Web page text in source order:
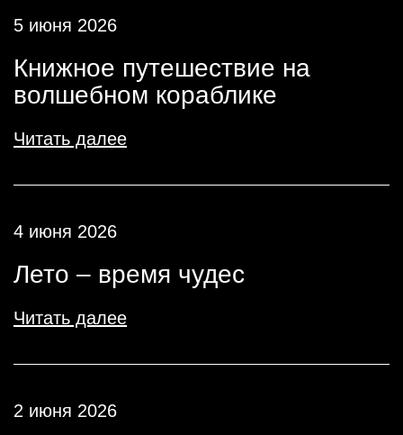
5 июня 2026
Книжное путешествие на
волшебном кораблике
Читать далее
4 июня 2026
Лето – время чудес
Читать далее
2 июня 2026